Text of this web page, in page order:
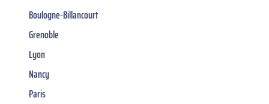
Boulogne-Billancourt
Grenoble
Lyon
Nancy
Paris